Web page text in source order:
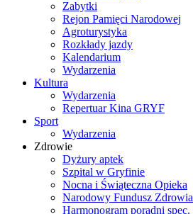
Zabytki
Rejon Pamięci Narodowej
Agroturystyka
Rozkłady jazdy
Kalendarium
Wydarzenia
Kultura
Wydarzenia
Repertuar Kina GRYF
Sport
Wydarzenia
Zdrowie
Dyżury aptek
Szpital w Gryfinie
Nocna i Świąteczna Opieka
Narodowy Fundusz Zdrowia
Harmonogram poradni spec.